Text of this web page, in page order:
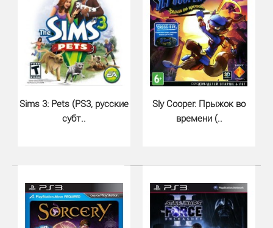
Prince of Persia Trilogy HD (PS..
950 грн.
себя трилогию, вышедшую на PC и консолях про..
Sims 3: Pets (PS3, русские
субт..
Sly Cooper: Прыжок во
времени (..